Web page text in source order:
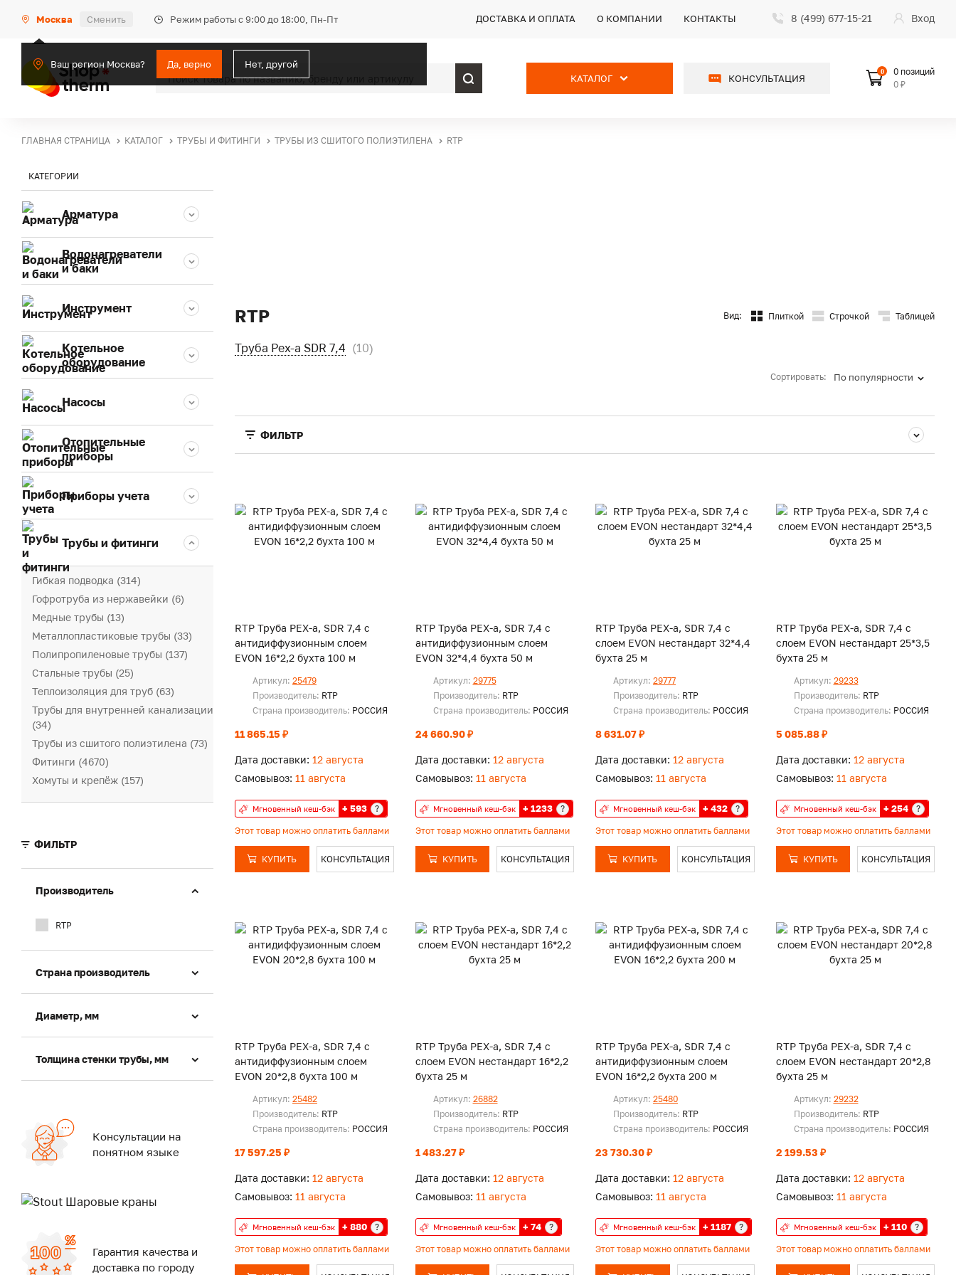
Москва Сменить Режим работы с 9:00 до 18:00, Пн-Пт
Ваш регион Москва? Да, верно Нет, другой
ДОСТАВКА И ОПЛАТА О КОМПАНИИ КОНТАКТЫ 8 (499) 677-15-21 Вход
КАТАЛОГ КОНСУЛЬТАЦИЯ
0
0 позиций
0 ₽
ГЛАВНАЯ СТРАНИЦА КАТАЛОГ ТРУБЫ И ФИТИНГИ ТРУБЫ ИЗ СШИТОГО ПОЛИЭТИЛЕНА RTP
КАТЕГОРИИ
Арматура
Водонагреватели
и баки
Инструмент
Котельное
оборудование
Насосы
Отопительные
приборы
Приборы учета
Трубы и фитинги
Гибкая подводка (314)
Гофротруба из нержавейки (6)
Медные трубы (13)
Металлопластиковые трубы (33)
Полипропиленовые трубы (137)
Стальные трубы (25)
Теплоизоляция для труб (63)
Трубы для внутренней канализации
(34)
Трубы из сшитого полиэтилена (73)
Фитинги (4670)
Хомуты и крепёж (157)
ФИЛЬТР
Производитель
RTP
Страна производитель
Диаметр, мм
Толщина стенки трубы, мм
Консультации на
понятном языке
Гарантия качества и
доставка по городу
RTP Вид: Плиткой Строчкой Таблицей
Труба Pex-a SDR 7,4 (10)
Сортировать: По популярности
ФИЛЬТР
RTP Труба PEX-a, SDR 7,4 с
антидиффузионным слоем
EVON 16*2,2 бухта 100 м
Артикул: 25479
Производитель: RTP
Страна производитель: РОССИЯ
11 865.15 ₽
Дата доставки: 12 августа
Самовывоз: 11 августа
Мгновенный кеш-бэк + 593 ?
Этот товар можно оплатить баллами
КУПИТЬ КОНСУЛЬТАЦИЯ
RTP Труба PEX-a, SDR 7,4 с
антидиффузионным слоем
EVON 32*4,4 бухта 50 м
Артикул: 29775
Производитель: RTP
Страна производитель: РОССИЯ
24 660.90 ₽
Дата доставки: 12 августа
Самовывоз: 11 августа
Мгновенный кеш-бэк + 1233 ?
Этот товар можно оплатить баллами
КУПИТЬ КОНСУЛЬТАЦИЯ
RTP Труба PEX-a, SDR 7,4 с
слоем EVON нестандарт 32*4,4
бухта 25 м
Артикул: 29777
Производитель: RTP
Страна производитель: РОССИЯ
8 631.07 ₽
Дата доставки: 12 августа
Самовывоз: 11 августа
Мгновенный кеш-бэк + 432 ?
Этот товар можно оплатить баллами
КУПИТЬ КОНСУЛЬТАЦИЯ
RTP Труба PEX-a, SDR 7,4 с
слоем EVON нестандарт 25*3,5
бухта 25 м
Артикул: 29233
Производитель: RTP
Страна производитель: РОССИЯ
5 085.88 ₽
Дата доставки: 12 августа
Самовывоз: 11 августа
Мгновенный кеш-бэк + 254 ?
Этот товар можно оплатить баллами
КУПИТЬ КОНСУЛЬТАЦИЯ
RTP Труба PEX-a, SDR 7,4 с
антидиффузионным слоем
EVON 20*2,8 бухта 100 м
Артикул: 25482
Производитель: RTP
Страна производитель: РОССИЯ
17 597.25 ₽
Дата доставки: 12 августа
Самовывоз: 11 августа
Мгновенный кеш-бэк + 880 ?
Этот товар можно оплатить баллами
RTP Труба PEX-a, SDR 7,4 с
слоем EVON нестандарт 16*2,2
бухта 25 м
Артикул: 26882
Производитель: RTP
Страна производитель: РОССИЯ
1 483.27 ₽
Дата доставки: 12 августа
Самовывоз: 11 августа
Мгновенный кеш-бэк + 74 ?
Этот товар можно оплатить баллами
RTP Труба PEX-a, SDR 7,4 с
антидиффузионным слоем
EVON 16*2,2 бухта 200 м
Артикул: 25480
Производитель: RTP
Страна производитель: РОССИЯ
23 730.30 ₽
Дата доставки: 12 августа
Самовывоз: 11 августа
Мгновенный кеш-бэк + 1187 ?
Этот товар можно оплатить баллами
RTP Труба PEX-a, SDR 7,4 с
слоем EVON нестандарт 20*2,8
бухта 25 м
Артикул: 29232
Производитель: RTP
Страна производитель: РОССИЯ
2 199.53 ₽
Дата доставки: 12 августа
Самовывоз: 11 августа
Мгновенный кеш-бэк + 110 ?
Этот товар можно оплатить баллами